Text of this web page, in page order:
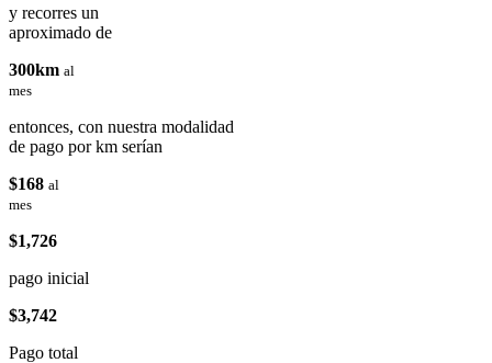
y recorres un
aproximado de
300km al
mes
entonces, con nuestra modalidad
de pago por km serían
$168 al
mes
$1,726
pago inicial
$3,742
Pago total